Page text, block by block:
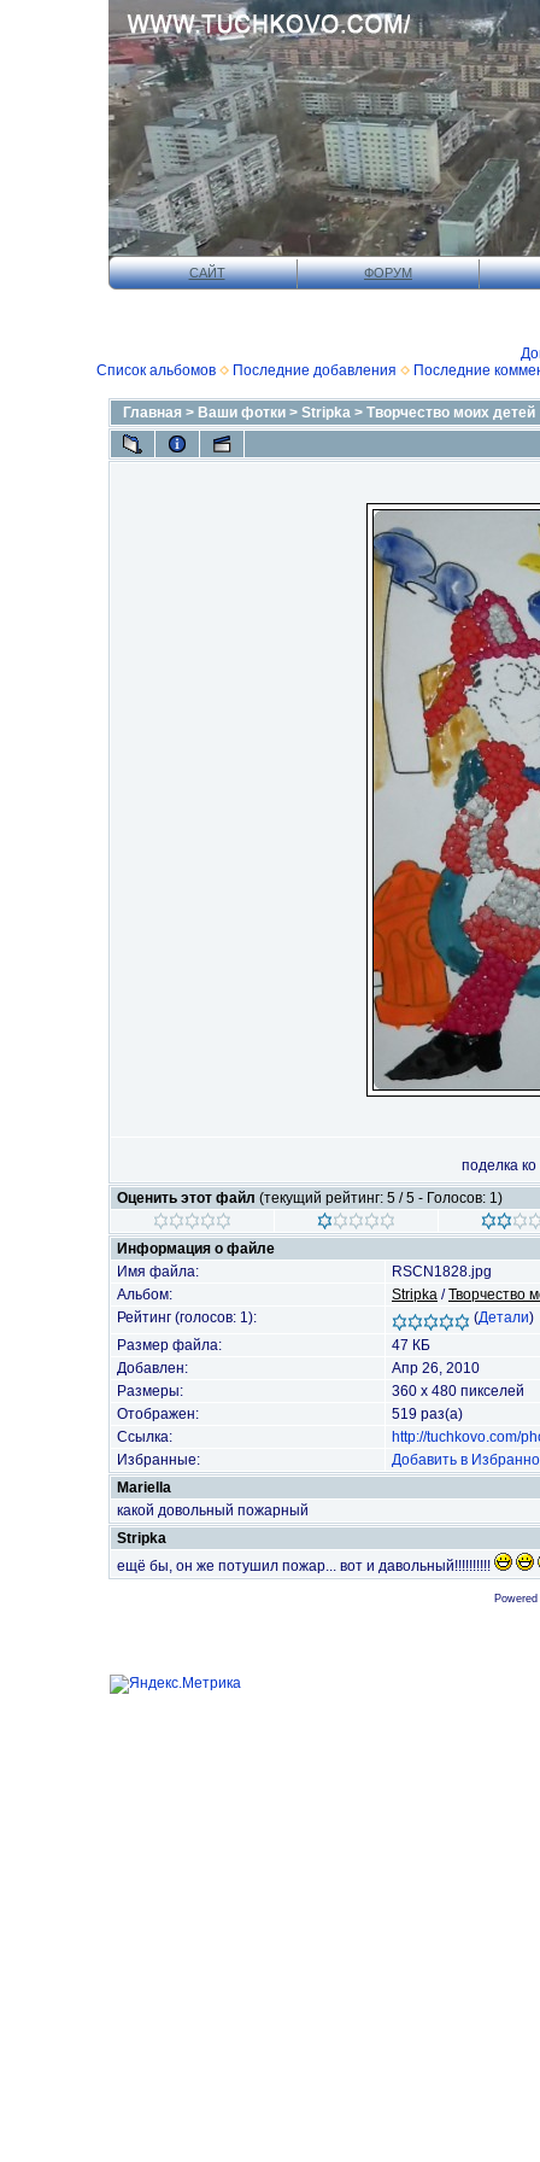
САЙТ ФОРУМ
Список альбомов
Последние добавления Последние
Главная > Ваши фотки > Stripka > Творчество моих детей
поделка
Оценить этот файл (текущий рейтинг: 5 / 5 - Голосов: 1)
Информация о файле
Имя файла:
RSCN1828.jpg
Альбом:
Stripka /Творчество
Рейтинг (голосов: 1):
(Детали)
Размер файла:
47 КБ
Добавлен:
Апр 26, 2010
Размеры:
360 x 480 пикселей
Отображен:
519 раз(а)
Ссылка:
http://tuchkovo.com/
Избранные:
Добавить в
Mariella
какой довольный пожарный
Stripka
ещё бы, он же потушил пожар... вот и давольный!!!!!!!!!!